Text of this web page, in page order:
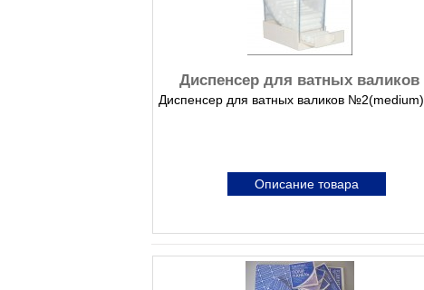
Диспенсер для ватных валиков
Диспенсер для ватных валиков №2(medium)
Описание товара